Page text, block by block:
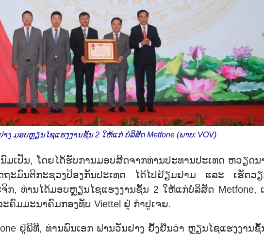
ງ ມອບຫຼຽນໄຊແຮງງານຊັ້ນ 2 ໃຫ້ແກ່ ບໍລິສັດ Metfone (ພາບ: VOV)
ເປັນ, ໂດຍໄດ້ຮັບການມອບສິດຈາກທ່ານປະທານປະເທດ ຫວຽດນ
ະມົນຕີກະຊວງປ້ອງກັນປະເທດ ໄດ້ໄປຢ້ຽມຢາມ ແລະ ເຮັດວ
ກ, ທ່ານໄດ້ມອບຫຼຽນໄຊແຮງງານຊັ້ນ 2 ໃຫ້ແກ່ບໍລິສັດ Metfone,
ຄົມມະນາຄົມກອງທັບ Viettel ຢູ່ ກຳປູເຈຍ.
ຢູ່ພິທີ, ທ່ານພົນເອກ ຟານວັນຢາງ ຢັ້ງຢືນວ່າ ຫຼຽນໄຊແຮງງານຊັ້